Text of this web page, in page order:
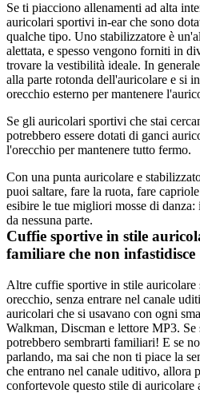
Se ti piacciono allenamenti ad alta
auricolari sportivi in-ear che sono
qualche tipo. Uno stabilizzatore è
alettata, e spesso vengono forniti in
trovare la vestibilità ideale. In
alla parte rotonda dell'auricolare e si
orecchio esterno per mantenere
Se gli auricolari sportivi che stai
potrebbero essere dotati di ganci
l'orecchio per mantenere tutto fermo.
Con una punta auricolare e
puoi saltare, fare la ruota, fare
esibire le tue migliori mosse di
da nessuna parte.
Cuffie sportive in stile
familiare che non infastidisce
Altre cuffie sportive in stile auricolare
orecchio, senza entrare nel canale
auricolari che si usavano con ogni
Walkman, Discman e lettore MP3. Se
potrebbero sembrarti familiari! E se
parlando, ma sai che non ti piace la
che entrano nel canale uditivo, allora
confortevole questo stile di auricolare